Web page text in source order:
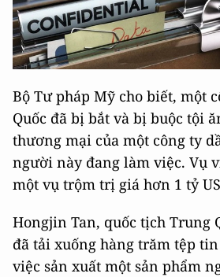
Bộ Tư pháp Mỹ cho biết, một
Quốc đã bị bắt và bị buộc tội
thương mại của một công ty
người này đang làm việc. Vụ
một vụ trộm trị giá hơn 1 tỷ
Hongjin Tan, quốc tịch Trung
đã tải xuống hàng trăm tệp
việc sản xuất một sản phẩm